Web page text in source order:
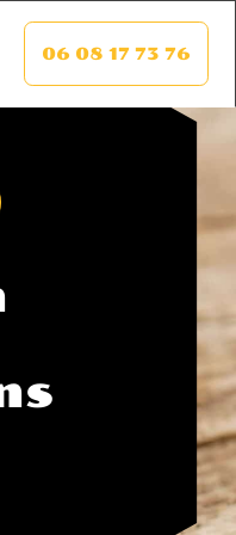
06 08 17 73 76